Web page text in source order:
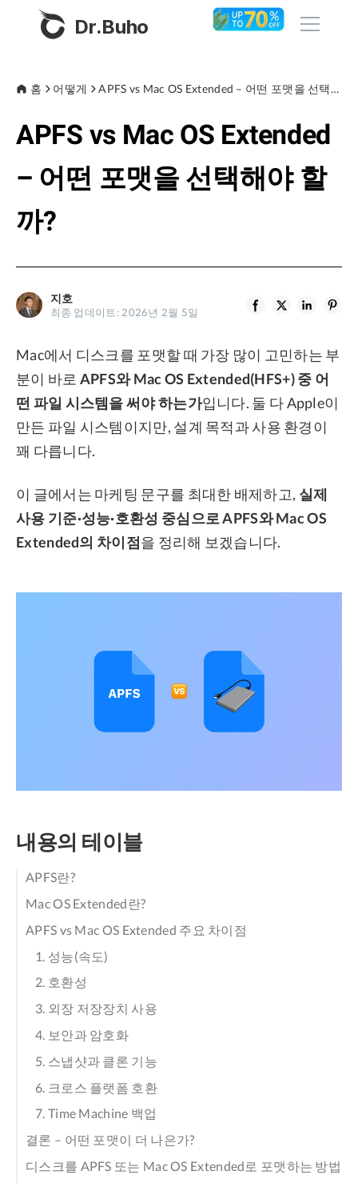
Dr.Buho
제품
BuhoCleaner
BuhoUnlocker
BuhoLaunchpad
스토어
블로그
지원
프라이버시
조항
환불
홈 어떻게 APFS vs Mac OS Extended – 어떤 포맷을 선택해야 할까?
APFS vs Mac OS Extended
– 어떤 포맷을 선택해야 할
까?
지호
최종 업데이트: 2026년 2월 5일
Mac에서 디스크를 포맷할 때 가장 많이 고민하는 부
분이 바로 APFS와 Mac OS Extended(HFS+) 중 어
떤 파일 시스템을 써야 하는가입니다. 둘 다 Apple이
만든 파일 시스템이지만, 설계 목적과 사용 환경이
꽤 다릅니다.
이 글에서는 마케팅 문구를 최대한 배제하고, 실제
사용 기준·성능·호환성 중심으로 APFS와 Mac OS
Extended의 차이점을 정리해 보겠습니다.
내용의 테이블
APFS란?
Mac OS Extended란?
APFS vs Mac OS Extended 주요 차이점
1. 성능(속도)
2. 호환성
3. 외장 저장장치 사용
4. 보안과 암호화
5. 스냅샷과 클론 기능
6. 크로스 플랫폼 호환
7. Time Machine 백업
결론 – 어떤 포맷이 더 나은가?
디스크를 APFS 또는 Mac OS Extended로 포맷하는 방법